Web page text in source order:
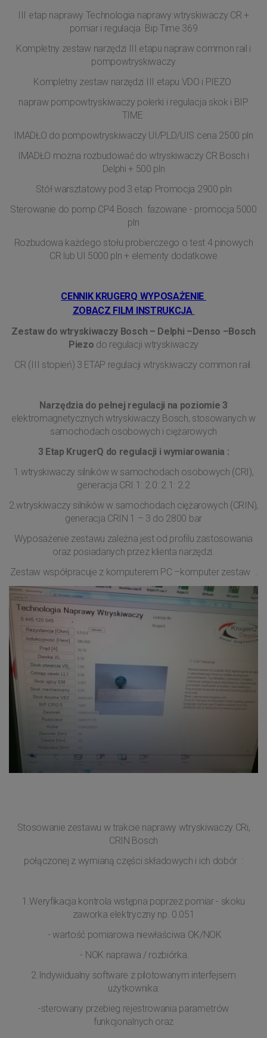
III etap naprawy Technologia naprawy wtryskiwaczy CR +
pomiar i regulacja Bip Time 369
Kompletny zestaw narzędzi III etapu napraw common rail i
pompowtryskiwaczy
Kompletny zestaw narzędzi III etapu VDO i PIEZO
napraw pompowtryskiwaczy polerki i regulacja skok i BIP
TIME
IMADŁO do pompowtryskiwaczy UI/PLD/UIS cena 2500 pln
IMADŁO można rozbudować do wtryskiwaczy CR Bosch i
Delphi + 500 pln
Stół warsztatowy pod 3 etap Promocja 2900 pln
Sterowanie do pomp CP4 Bosch fazowane - promocja 5000
pln
Rozbudowa każdego stołu probierczego o test 4 pinowych
CR lub UI 5000 pln + elementy dodatkowe
CENNIK KRUGERQ WYPOSAŻENIE
ZOBACZ FILM INSTRUKCJA
Zestaw do wtryskiwaczy Bosch – Delphi –Denso –Bosch
Piezo do regulacji wtryskiwaczy
CR (III stopień) 3 ETAP regulacji wtryskiwaczy common rail.
Narzędzia do pełnej regulacji na poziomie 3
elektromagnetycznych wtryskiwaczy Bosch, stosowanych w
samochodach osobowych i ciężarowych
3 Etap KrugerQ do regulacji i wymiarowania :
1.wtryskiwaczy silników w samochodach osobowych (CRI),
generacja CRI 1: 2.0: 2.1: 2.2
2.wtryskiwaczy silników w samochodach ciężarowych (CRIN),
generacja CRIN 1 – 3 do 2800 bar
Wyposażenie zestawu zależna jest od profilu zastosowania
oraz posiadanych przez klienta narzędzi.
Zestaw współpracuje z komputerem PC –komputer zestaw .
Stosowanie zestawu w trakcie naprawy wtryskiwaczy CRi,
CRIN Bosch
połączonej z wymianą części składowych i ich dobór :
1.Weryfikacja kontrola wstępna poprzez pomiar - skoku
zaworka elektryczny np. 0.051
- wartość pomiarowa niewłaściwa OK/NOK
- NOK naprawa / rozbiórka.
2.Indywidualny software z pilotowanym interfejsem
użytkownika:
-sterowany przebieg rejestrowania parametrów
funkcjonalnych oraz